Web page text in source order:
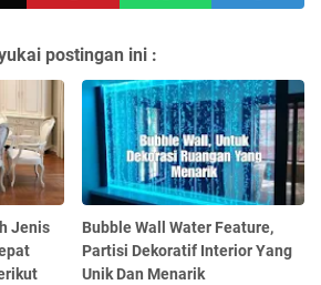
postingan ini :
Jenis
Bubble Wall Water Feature,
Partisi Dekoratif Interior Yang
Unik Dan Menarik